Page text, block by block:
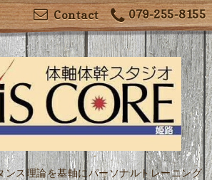
079-255-8155
Contact
ンス理論を基軸にパーソナルトレーニング